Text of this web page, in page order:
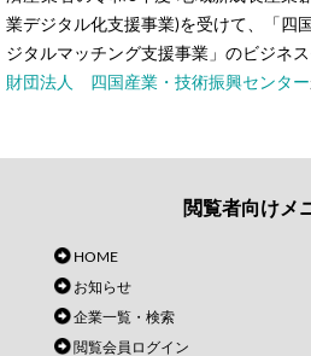
業デジタル化支援事業)を受けて、「四
ジタルマッチング支援事業」のビジネ
財団法人 四国産業・技術振興センター
閲覧者向けメ
HOME
お知らせ
企業一覧・検索
閲覧会員ログイン